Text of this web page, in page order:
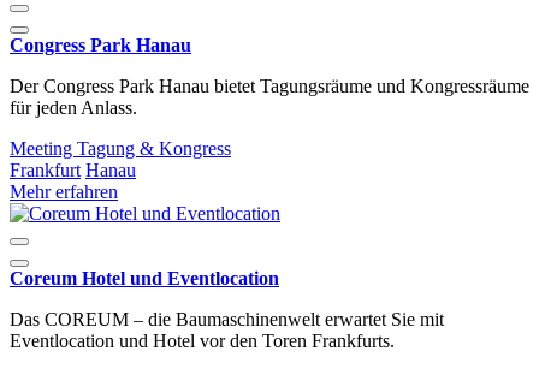
Congress Park Hanau
Der Congress Park Hanau bietet Tagungsräume und Kongressräume
für jeden Anlass.
Meeting Tagung & Kongress
Frankfurt Hanau
Mehr erfahren
Coreum Hotel und Eventlocation
Das COREUM – die Baumaschinenwelt erwartet Sie mit
Eventlocation und Hotel vor den Toren Frankfurts.